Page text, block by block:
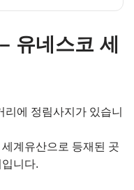
유네스코 세
에 정림사지가 있습니
계유산으로 등재된 곳
니다.